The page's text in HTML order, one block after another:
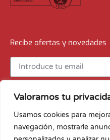
Valoramos tu
Usamos cookies para
navegación, mostrarle
Recibe ofertas y novedades
© Archipiélago